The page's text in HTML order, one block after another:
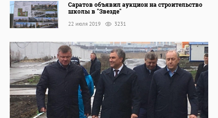
Саратов объявил аукцион на строительство
школы в "Звезде"
22 июля 2019 3231